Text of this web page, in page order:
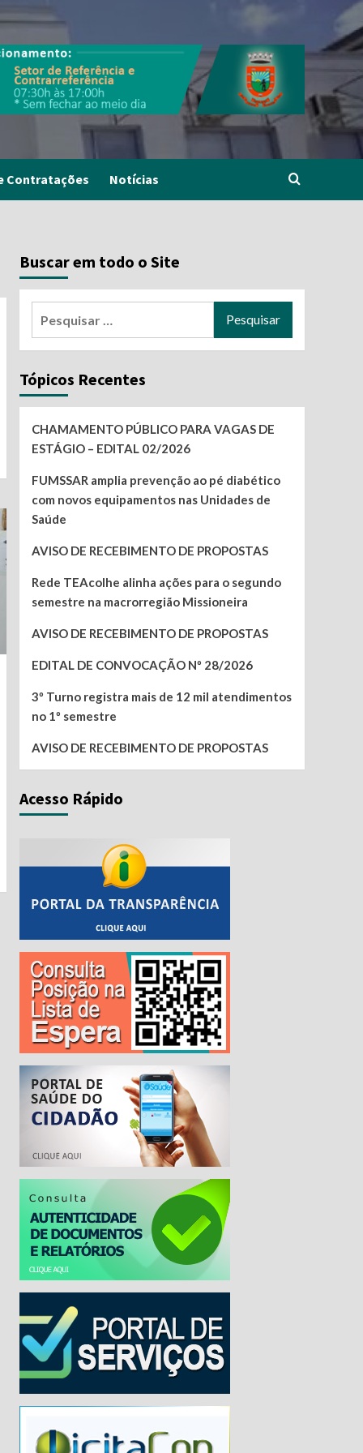
Contratações Notícias
Buscar em todo o Site
Tópicos Recentes
CHAMAMENTO PÚBLICO PARA VAGAS DE
ESTÁGIO – EDITAL 02/2026
FUMSSAR amplia prevenção ao pé diabético
com novos equipamentos nas Unidades de
Saúde
AVISO DE RECEBIMENTO DE PROPOSTAS
Rede TEAcolhe alinha ações para o segundo
semestre na macrorregião Missioneira
AVISO DE RECEBIMENTO DE PROPOSTAS
EDITAL DE CONVOCAÇÃO Nº 28/2026
3º Turno registra mais de 12 mil atendimentos
no 1º semestre
AVISO DE RECEBIMENTO DE PROPOSTAS
Acesso Rápido